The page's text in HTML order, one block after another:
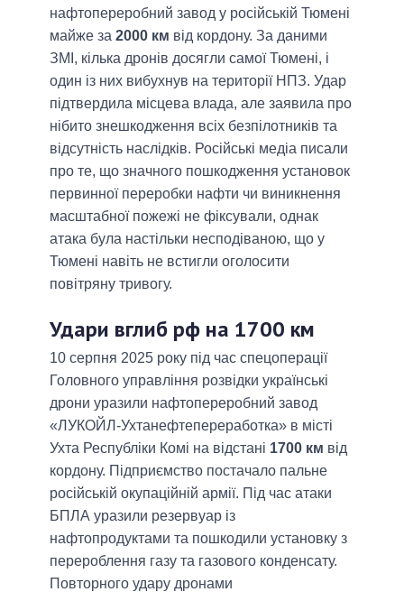
нафтопереробний завод у російській Тюмені
майже за 2000 км від кордону. За даними
ЗМІ, кілька дронів досягли самої Тюмені, і
один із них вибухнув на території НПЗ. Удар
підтвердила місцева влада, але заявила про
нібито знешкодження всіх безпілотників та
відсутність наслідків. Російські медіа писали
про те, що значного пошкодження установок
первинної переробки нафти чи виникнення
масштабної пожежі не фіксували, однак
атака була настільки несподіваною, що у
Тюмені навіть не встигли оголосити
повітряну тривогу.
Удари вглиб рф на 1700 км
10 серпня 2025 року під час спецоперації
Головного управління розвідки українські
дрони уразили нафтопереробний завод
«ЛУКОЙЛ-Ухтанефтепереработка» в місті
Ухта Республіки Комі на відстані 1700 км від
кордону. Підприємство постачало пальне
російській окупаційній армії. Під час атаки
БПЛА уразили резервуар із
нафтопродуктами та пошкодили установку з
перероблення газу та газового конденсату.
Повторного удару дронами